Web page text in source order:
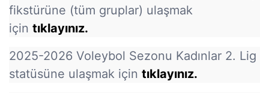
fikstürüne (tüm gruplar) ulaşmak
için tıklayınız.
2025-2026 Voleybol Sezonu Kadınlar 2. Lig
statüsüne ulaşmak için tıklayınız.